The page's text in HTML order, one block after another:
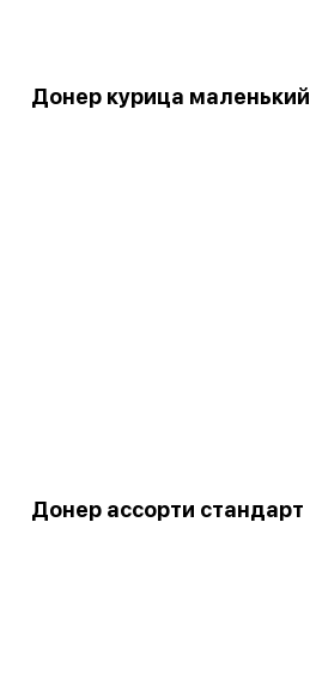
Донер курица маленький
Донер ассорти стандарт